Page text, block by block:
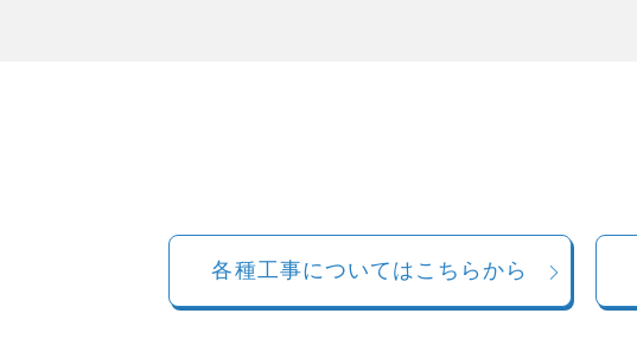
各種工事についてはこちらから